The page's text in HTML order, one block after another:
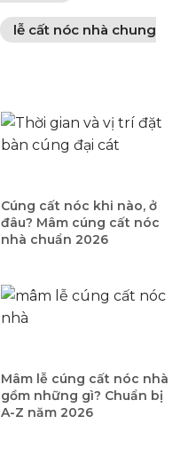
lễ cất nóc nhà chung
Cúng cất nóc khi nào, ở
đâu? Mâm cúng cất nóc
nhà chuẩn 2026
Mâm lễ cúng cất nóc nhà
gồm những gì? Chuẩn bị
A-Z năm 2026